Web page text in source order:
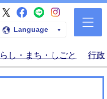
五霞町公式ホームペー
五霞町公式X
五霞町公式
五霞町公式
五霞町
Language
し・まち・しごと 行政